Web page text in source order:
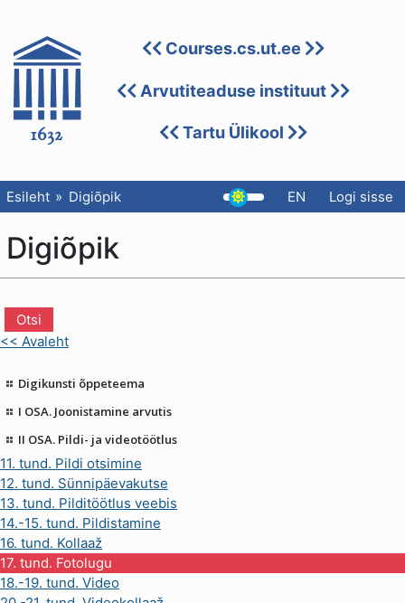
Courses.cs.ut.ee
Arvutiteaduse instituut
Tartu Ülikool
Esileht Digiõpik EN Logi sisse
Digiõpik
<< Avaleht
Digikunsti õppeteema
I OSA. Joonistamine arvutis
II OSA. Pildi- ja videotöötlus
11. tund. Pildi otsimine
12. tund. Sünnipäevakutse
13. tund. Pilditöötlus veebis
14.-15. tund. Pildistamine
16. tund. Kollaaž
17. tund. Fotolugu
18.-19. tund. Video